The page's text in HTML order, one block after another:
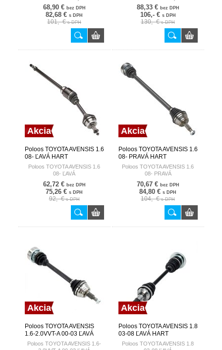
1.8 07- ĽAVÁ
68,90 € bez DPH
82,68 € s DPH
101,- €s DPH
1.8 07- PRAVÁ
88,33 € bez DPH
106,- € s DPH
130,- €s DPH
Akcia
Poloos TOYOTA AVENSIS 1.6
08- ĽAVÁ HART
Poloos TOYOTA AVENSIS 1.6
08- ĽAVÁ
62,72 € bez DPH
75,26 € s DPH
92,- €s DPH
Akcia
Poloos TOYOTA AVENSIS 1.6
08- PRAVÁ HART
Poloos TOYOTA AVENSIS 1.6
08- PRAVÁ
70,67 € bez DPH
84,80 € s DPH
104,- €s DPH
Akcia
Poloos TOYOTA AVENSIS
1.6-2.0VVT-A 00-03 ĽAVÁ
HART
Poloos TOYOTA AVENSIS 1.6-
Akcia
Poloos TOYOTA AVENSIS 1.8
03-08 ĽAVÁ HART
Poloos TOYOTA AVENSIS 1.8